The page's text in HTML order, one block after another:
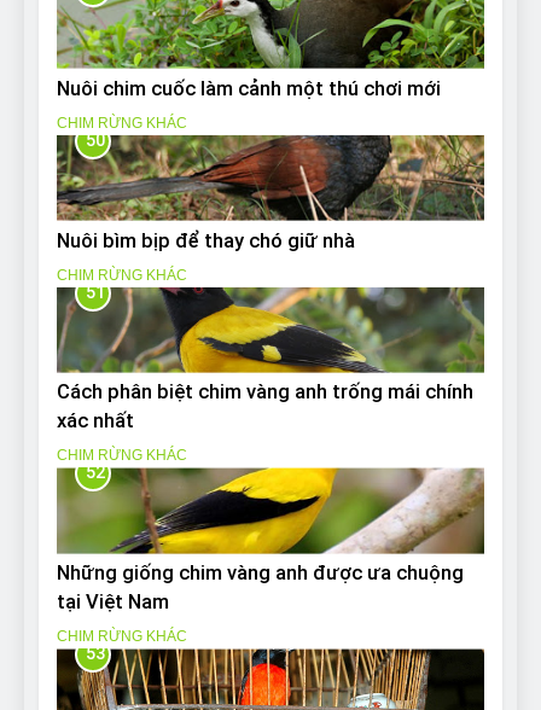
Nuôi chim cuốc làm cảnh một thú chơi mới
CHIM RỪNG KHÁC
50
Nuôi bìm bịp để thay chó giữ nhà
CHIM RỪNG KHÁC
51
Cách phân biệt chim vàng anh trống mái chính
xác nhất
CHIM RỪNG KHÁC
52
Những giống chim vàng anh được ưa chuộng
tại Việt Nam
CHIM RỪNG KHÁC
53